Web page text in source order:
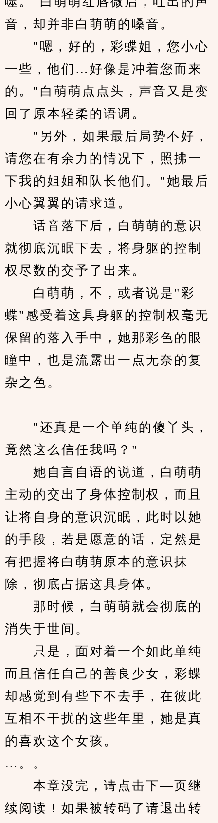
音，却并非白萌萌的嗓音。
"嗯，好的，彩蝶姐，您小心
一些，他们…好像是冲着您而来
的。"白萌萌点点头，声音又是变
回了原本轻柔的语调。
"另外，如果最后局势不好，
请您在有余力的情况下，照拂一
下我的姐姐和队长他们。"她最后
小心翼翼的请求道。
话音落下后，白萌萌的意识
就彻底沉眠下去，将身躯的控制
权尽数的交予了出来。
白萌萌，不，或者说是"彩
蝶"感受着这具身躯的控制权毫无
保留的落入手中，她那彩色的眼
瞳中，也是流露出一点无奈的复
杂之色。
"还真是一个单纯的傻丫头，
竟然这么信任我吗？"
她自言自语的说道，白萌萌
主动的交出了身体控制权，而且
让将自身的意识沉眠，此时以她
的手段，若是愿意的话，定然是
有把握将白萌萌原本的意识抹
除，彻底占据这具身体。
那时候，白萌萌就会彻底的
消失于世间。
只是，面对着一个如此单纯
而且信任自己的善良少女，彩蝶
却感觉到有些下不去手，在彼此
互相不干扰的这些年里，她是真
的喜欢这个女孩。
…。。
本章没完，请点击下—页继
续阅读！如果被转码了请退出转